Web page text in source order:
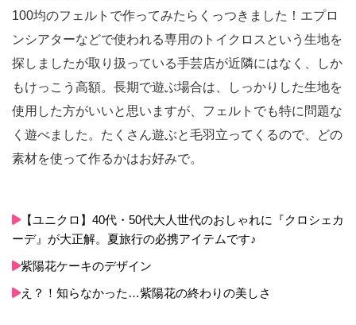
100均のフェルトで作ってみたらくっつきました！エプロ
ンシアターなどで使われる専用のトイクロスという生地を
探しましたが取り扱っている手芸店が近隣にはなく、しか
もけっこう高額。長期で遊ぶ場合は、しっかりした生地を
使用した方がいいと思いますが、フェルトでも特に問題な
く遊べました。たくさん遊ぶと毛羽立ってくるので、どの
素材を使って作るかはお好みで。
【ユニクロ】40代・50代大人世代のおしゃれに『クロシェカ
ーデ』が大正解。夏旅行の必携アイテムです♪
紫陽花ケーキのデザイン
え？！知らなかった…紫陽花の終わりの美しさ